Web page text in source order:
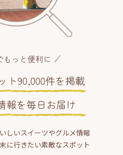
もっと便利に
ト90,000件を掲載
報を毎日お届け
しいスイーツやグルメ情報
に行きたい素敵なスポット